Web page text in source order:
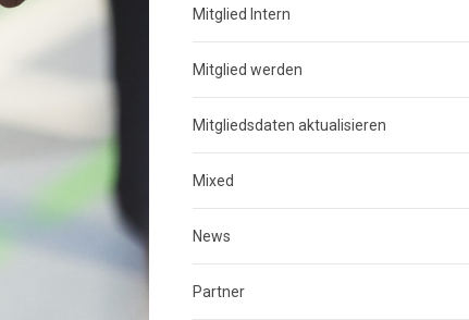
Mitglied Intern
Mitglied werden
Mitgliedsdaten aktualisieren
Mixed
News
Partner